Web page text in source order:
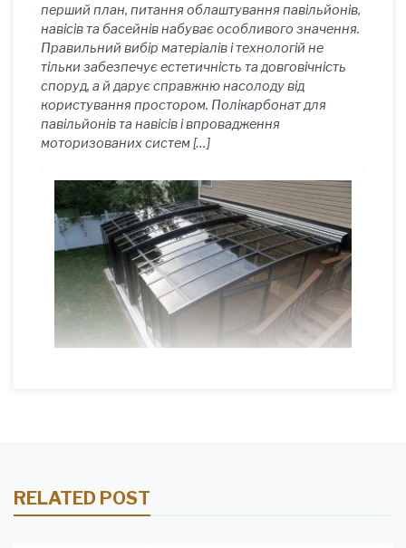
перший план, питання облаштування павільйонів,
навісів та басейнів набуває особливого значення.
Правильний вибір матеріалів і технологій не
тільки забезпечує естетичність та довговічність
споруд, а й дарує справжню насолоду від
користування простором. Полікарбонат для
павільйонів та навісів і впровадження
моторизованих систем […]
RELATED POST